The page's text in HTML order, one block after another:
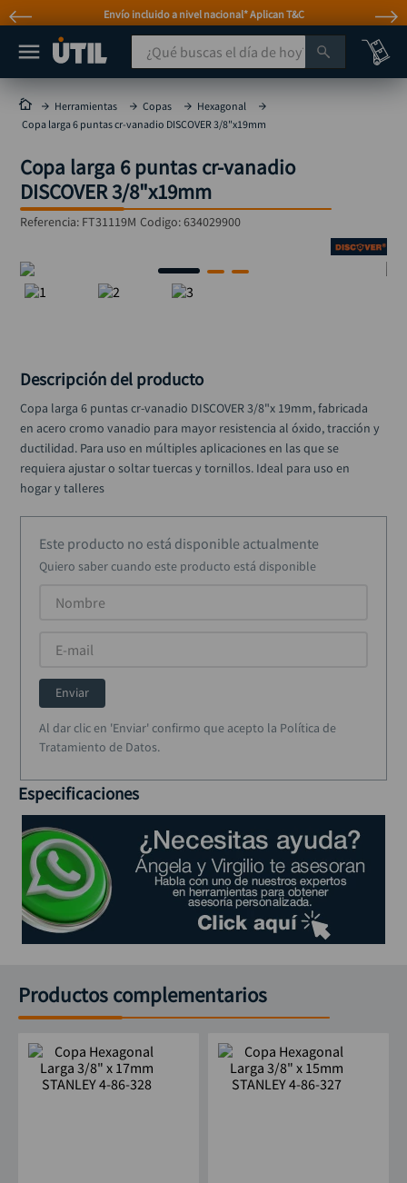
Atención personalizada por
¿Qué buscas el día de hoy?
Herramientas Copas
Hexagonal
Copa larga 6 puntas cr-vanadio DISCOVER 3/8"x19mm
Copa larga 6 puntas cr-vanadio
DISCOVER 3/8"x19mm
Referencia: FT31119M Codigo:634029900
Descripción del producto
Copa larga 6 puntas cr-vanadio DISCOVER 3/8"x 19mm, fabricada
en acero cromo vanadio para mayor resistencia al óxido, tracción y
ductilidad. Para uso en múltiples aplicaciones en las que se
requiera ajustar o soltar tuercas y tornillos. Ideal para uso en
hogar y talleres
Este producto no está disponible actualmente
Quiero saber cuando este producto está disponible
Enviar
Al dar clic en 'Enviar' confirmo que acepto la Política de
Tratamiento de Datos.
Especificaciones
Productos complementarios
MÁS BUSCADOS
taladro
taladros pulidoras
compresor
llave
sierra circular
ruteadora
rueda
alicate